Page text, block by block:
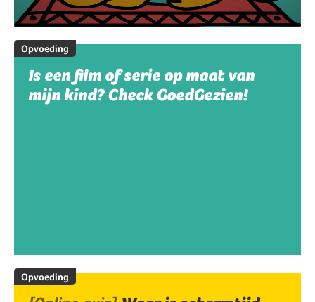
Opvoeding
Is een film of serie op maat van
mijn kind? Check GoedGezien!
Opvoeding